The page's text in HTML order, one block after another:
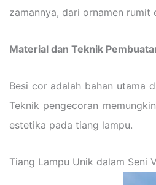
zamannya, dari ornamen
Material dan Teknik
Besi cor adalah bahan utama
Teknik pengecoran
estetika pada tiang lampu.
Tiang Lampu Unik dalam Seni